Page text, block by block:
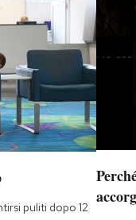
puliti dopo 12